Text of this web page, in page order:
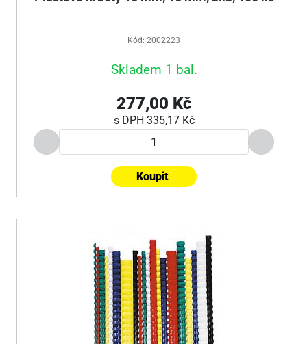
Kód: 2002223
Skladem 1 bal.
277,00 Kč
s DPH 335,17 Kč
Koupit